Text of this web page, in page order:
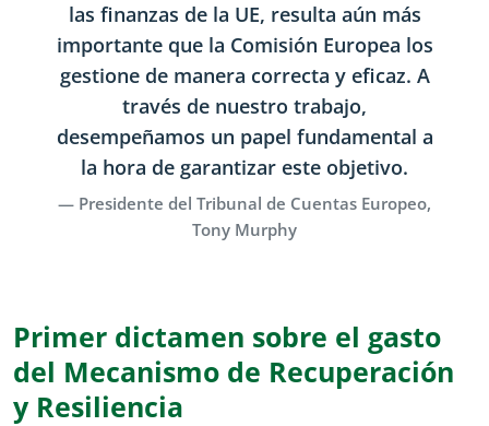
las finanzas de la UE, resulta aún más
importante que la Comisión Europea los
gestione de manera correcta y eficaz. A
través de nuestro trabajo,
desempeñamos un papel fundamental a
la hora de garantizar este objetivo.
Presidente del Tribunal de Cuentas Europeo,
Tony Murphy
Primer dictamen sobre el gasto
del Mecanismo de Recuperación
y Resiliencia